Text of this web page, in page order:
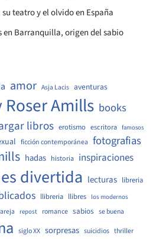
teatro y el olvido en España
en Barranquilla, origen del sabio
amor Asja Lacis aventuras
Amills books
libros erotismo escritora famosos
ficción contemporánea fotografias
hadas historia inspiraciones
divertida lecturas libreria
llibreria llibres los modernos
repost romance sabios se buena
siglo XX sorpresas suicidios thriller